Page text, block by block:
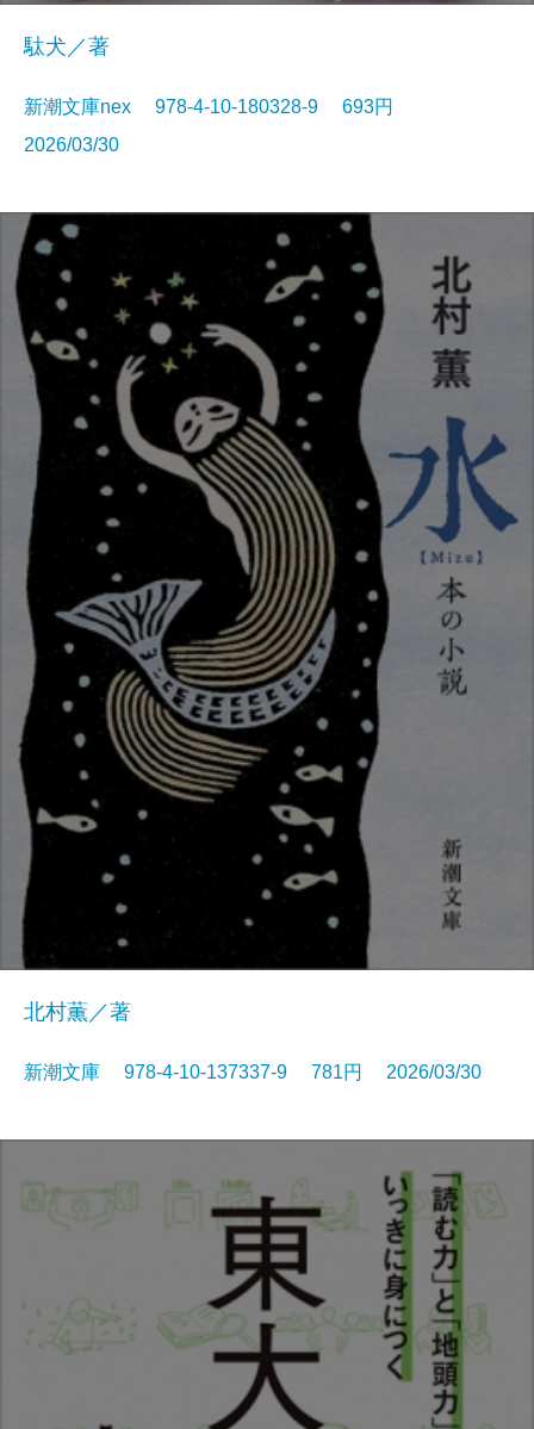
駄犬／著
新潮文庫nex 978-4-10-180328-9 693円
2026/03/30
北村薫／著
新潮文庫 978-4-10-137337-9 781円 2026/03/30